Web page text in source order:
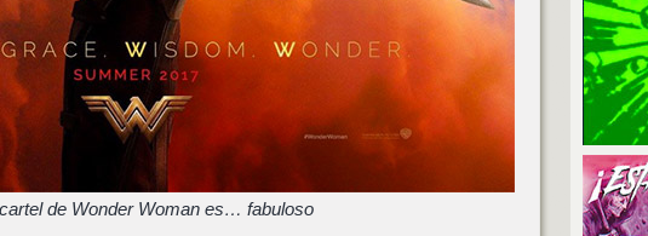
de Wonder Woman es… fabuloso